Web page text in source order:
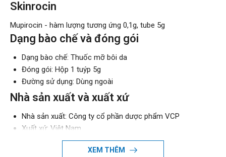
Skinrocin
Mupirocin - hàm lượng tương ứng 0,1g, tube 5g
Dạng bào chế và đóng gói
Dạng bào chế: Thuốc mỡ bôi da
Đóng gói: Hộp 1 tuýp 5g
Đường sử dụng: Dùng ngoài
Nhà sản xuất và xuất xứ
Nhà sản xuất: Công ty cổ phần dược phẩm VCP
Xuất xứ: Việt Nam
Xử lý quên liều XEM THÊM